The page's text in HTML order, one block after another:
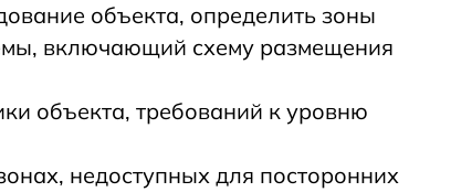
объекта, определить зоны
включающий схему размещения
объекта, требований к уровню
недоступных для посторонних